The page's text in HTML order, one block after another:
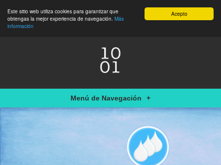
Acepto
Este sitio web utiliza cookies para garantizar que
obtengas la mejor experiencia de navegación. Más
información
Menú de Navegación +